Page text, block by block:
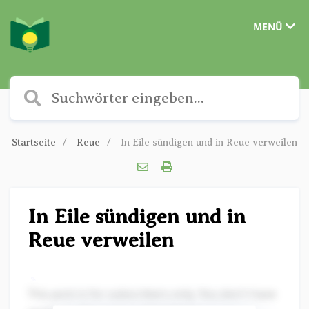
MENÜ
Startseite Reue In Eile sündigen und in Reue verweilen
In Eile sündigen und in
Reue verweilen